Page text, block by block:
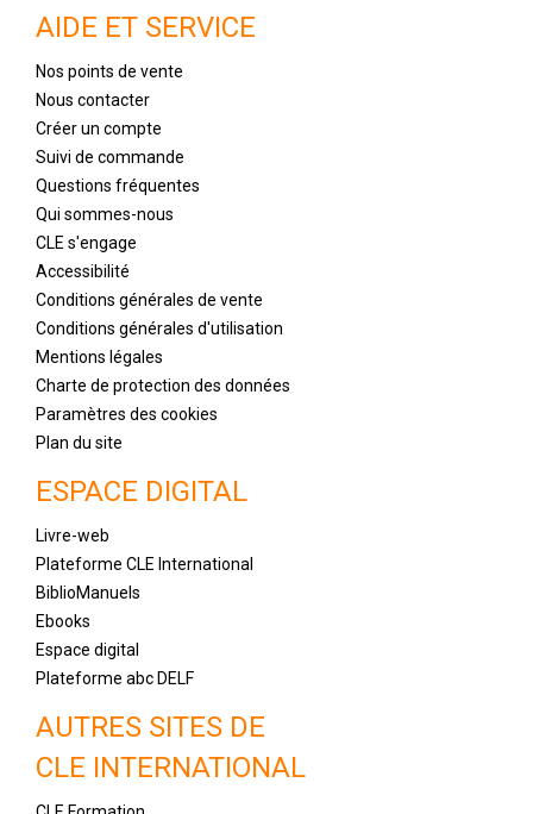
AIDE ET SERVICE
Nos points de vente
Nous contacter
Créer un compte
Suivi de commande
Questions fréquentes
Qui sommes-nous
CLE s'engage
Accessibilité
Conditions générales de vente
Conditions générales d'utilisation
Mentions légales
Charte de protection des données
Paramètres des cookies
Plan du site
ESPACE DIGITAL
Livre-web
Plateforme CLE International
BiblioManuels
Ebooks
Espace digital
Plateforme abc DELF
AUTRES SITES DE
CLE INTERNATIONAL